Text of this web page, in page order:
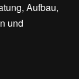
Aufbau,
und